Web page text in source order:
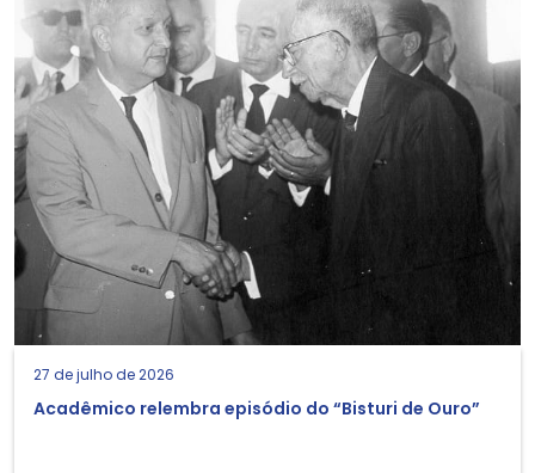
27 de julho de 2026
Acadêmico relembra episódio do “Bisturi de Ouro”